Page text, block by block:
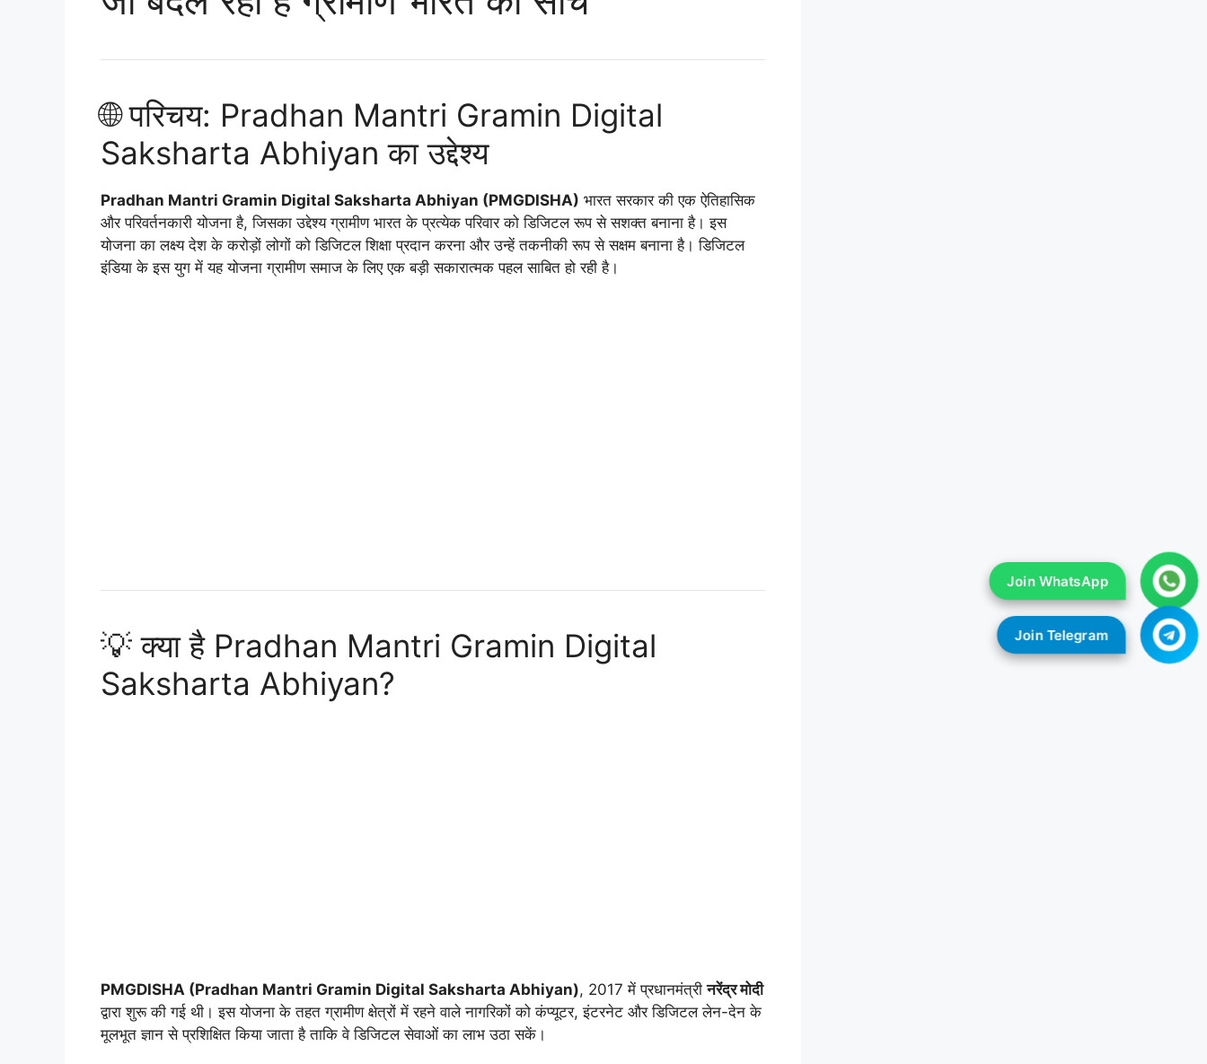
🌐 परिचय: Pradhan Mantri Gramin Digital
Saksharta Abhiyan का उद्देश्य
Pradhan Mantri Gramin Digital Saksharta Abhiyan (PMGDISHA) भारत सरकार की एक ऐतिहासिक
और परिवर्तनकारी योजना है, जिसका उद्देश्य ग्रामीण भारत के प्रत्येक परिवार को डिजिटल रूप से सशक्त बनाना है। इस
योजना का लक्ष्य देश के करोड़ों लोगों को डिजिटल शिक्षा प्रदान करना और उन्हें तकनीकी रूप से सक्षम बनाना है। डिजिटल
इंडिया के इस युग में यह योजना ग्रामीण समाज के लिए एक बड़ी सकारात्मक पहल साबित हो रही है।
💡 क्या है Pradhan Mantri Gramin Digital
Saksharta Abhiyan?
PMGDISHA (Pradhan Mantri Gramin Digital Saksharta Abhiyan), 2017 में प्रधानमंत्रीनरेंद्र मोदी
द्वारा शुरू की गई थी। इस योजना के तहत ग्रामीण क्षेत्रों में रहने वाले नागरिकों को कंप्यूटर, इंटरनेट और डिजिटल लेन-देन के
मूलभूत ज्ञान से प्रशिक्षित किया जाता है ताकि वे डिजिटल सेवाओं का लाभ उठा सकें।